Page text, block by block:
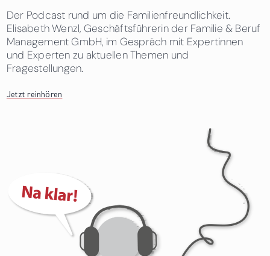
Der Podcast rund um die Familienfreundlichkeit.
Elisabeth Wenzl, Geschäftsführerin der Familie & Beruf
Management GmbH, im Gespräch mit Expertinnen
und Experten zu aktuellen Themen und
Fragestellungen.
Jetzt reinhören